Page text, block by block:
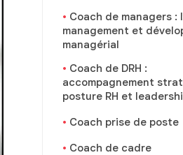
Coach de managers :
management et
managérial
Coach de DRH :
accompagnement
posture RH et
Coach prise de poste
Coach de cadre